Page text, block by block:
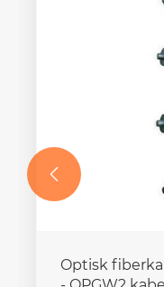
Kabel
